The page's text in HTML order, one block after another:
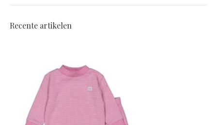
Recente artikelen